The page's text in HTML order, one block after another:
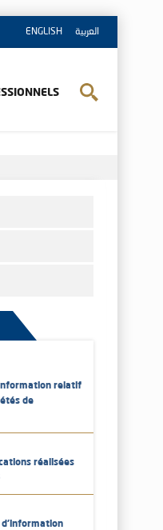
ENGLISH العربية
relatif
de
réalisées
d’information